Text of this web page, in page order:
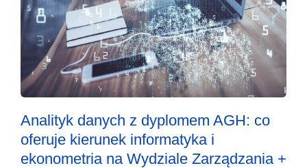
Analityk danych z dyplomem AGH: co
oferuje kierunek informatyka i
ekonometria na Wydziale Zarządzania +